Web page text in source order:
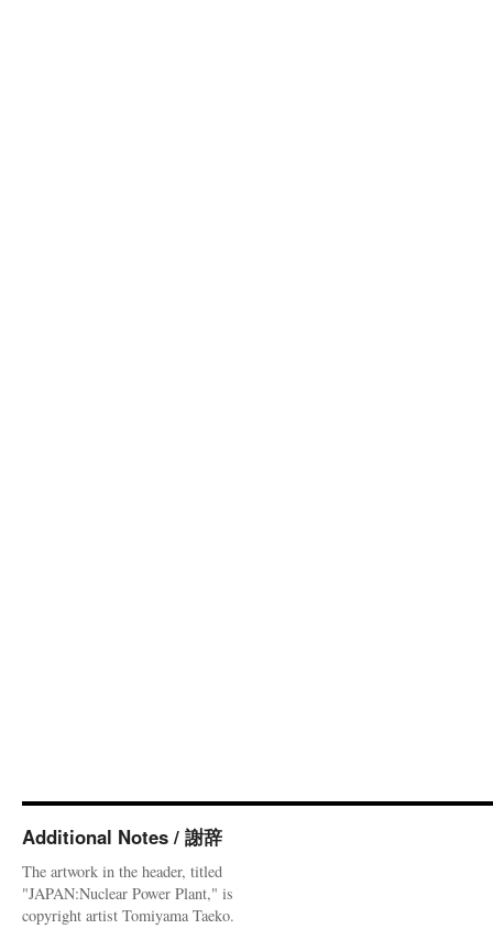
Additional Notes / 謝辞
The artwork in the header, titled
"JAPAN:Nuclear Power Plant," is
copyright artist Tomiyama Taeko.